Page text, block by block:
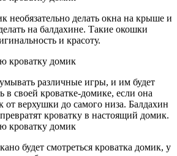
делать окна на крыше и
на балдахине. Такие окошки
и красоту.
различные игры, и им будет
в своей кроватке-домике, если она
от верхушки до самого низа. Балдахин
кроватку в настоящий домик.
будет смотреться кроватка домик, у